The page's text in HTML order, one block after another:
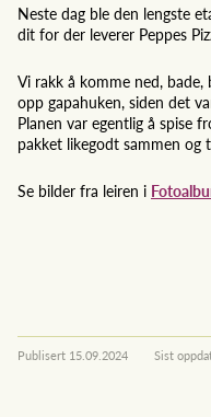
Neste dag ble den lengste
dit for der leverer Peppes
Vi rakk å komme ned, bade,
opp gapahuken, siden det
Planen var egentlig å spise
pakket likegodt sammen og
Se bilder fra leiren i
Publisert 15.09.2024 Sist